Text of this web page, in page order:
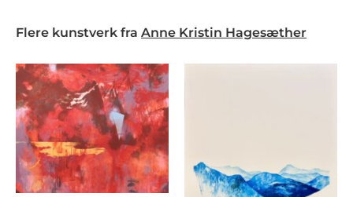
Flere kunstverk fra Anne Kristin Hagesæther